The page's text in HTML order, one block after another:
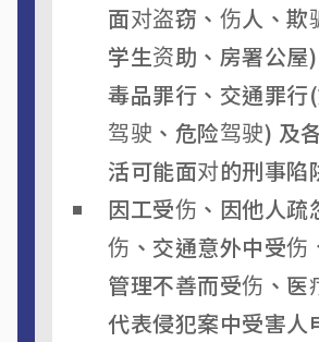
面对盗窃、伤人、欺
学生资助、房署公屋)
毒品罪行、交通罪行
驾驶、危险驾驶) 及
活可能面对的刑事陷
因工受伤、因他人疏
伤、交通意外中受伤
管理不善而受伤、医
代表侵犯案中受害人